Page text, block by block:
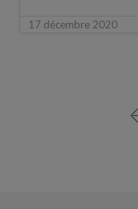
17 décembre 2020